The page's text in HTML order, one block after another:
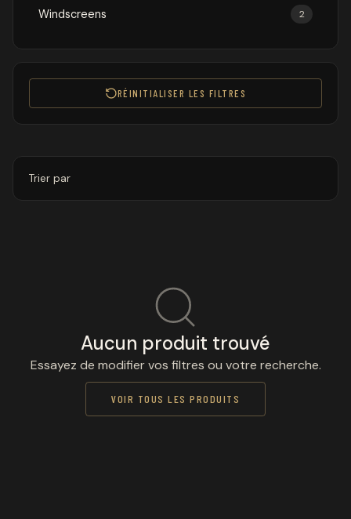
Windscreens 2
RÉINITIALISER LES FILTRES
Trier par
Aucun produit trouvé
Essayez de modifier vos filtres ou votre recherche.
VOIR TOUS LES PRODUITS